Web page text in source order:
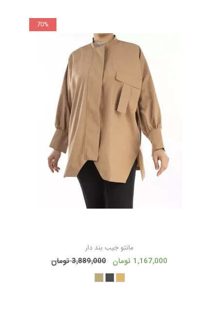
70%
مانتو جيب بند دار
1٬167٬000 تومان 3٬889٬000 تومان